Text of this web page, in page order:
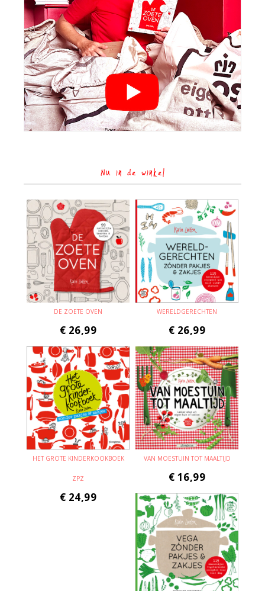
Nu in de winkel
DE ZOETE OVEN
€ 26,99
WERELDGERECHTEN
€ 26,99
HET GROTE KINDERKOOKBOEK
ZPZ
€ 24,99
VAN MOESTUIN TOT MAALTIJD
€ 16,99